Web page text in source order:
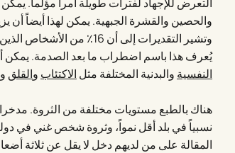
والحصين والقشرة الجبهية. يمكن لهذا أيضاً أن
وتشير التقديرات إلى أن 16٪ من الأشخاص الذين يعانون من
يُعرف هذا باسم اضطراب ما بعد الصدمة. يمكن
النفسية والبدنية المختلفة مثل الاكتئاب والقلق
هناك بالطبع مستويات مختلفة من الثروة.
نسبياً في بلد أقل نمواً، وثروة شخص غني في
المقالة على من لديهم دخل لا يقل عن ثلاثة